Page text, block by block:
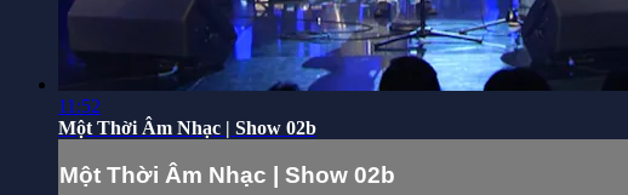
11:52
Một Thời Âm Nhạc | Show 02b
Một Thời Âm Nhạc | Show 02b